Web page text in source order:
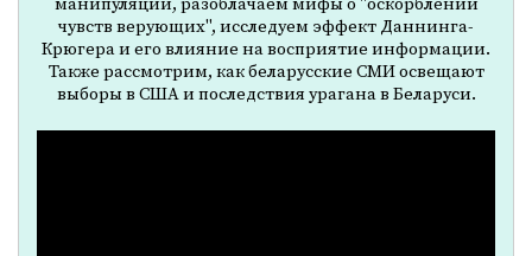
чувств верующих", исследуем эффект Даннинга-
Крюгера и его влияние на восприятие информации.
Также рассмотрим, как беларусские СМИ освещают
выборы в США и последствия урагана в Беларуси.